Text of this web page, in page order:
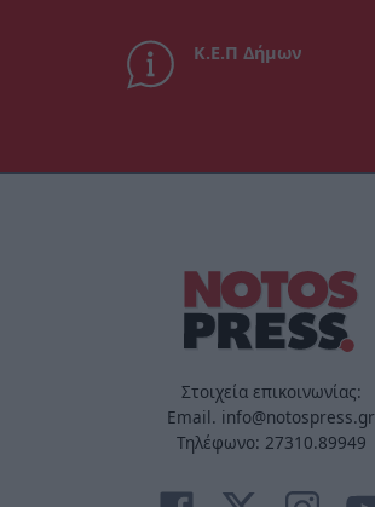
Κ.Ε.Π Δήμων
Στοιχεία επικοινωνίας:
Email. info@notospress.gr
Τηλέφωνο: 27310.89949